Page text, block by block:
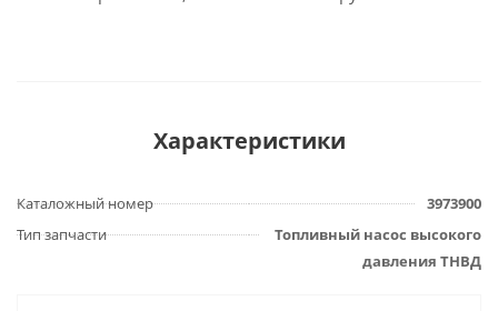
Характеристики
Каталожный номер
3973900
Тип запчасти
Топливный насос высокого
давления ТНВД